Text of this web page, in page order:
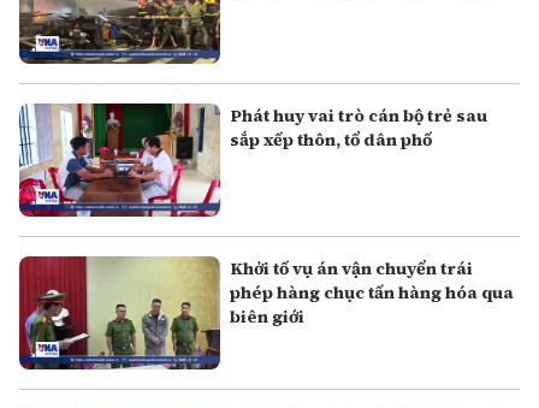
Phát huy vai trò cán bộ trẻ sau
sắp xếp thôn, tổ dân phố
Khởi tố vụ án vận chuyển trái
phép hàng chục tấn hàng hóa qua
biên giới